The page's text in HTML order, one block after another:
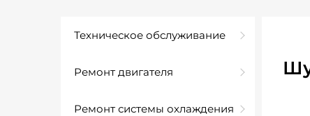
Техническое обслуживание
Ремонт двигателя
Ремонт системы охлаждения